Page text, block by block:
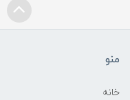
منو
خانه